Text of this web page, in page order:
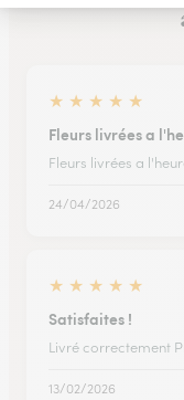
★ ★ ★ ★ ★
Fleurs livrées a
Fleurs livrées a
24/04/2026
★ ★ ★ ★ ★
Satisfaites !
Livré correctement
13/02/2026